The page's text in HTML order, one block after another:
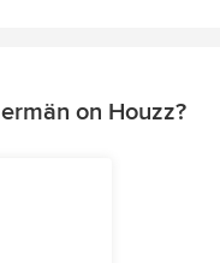
on Houzz?